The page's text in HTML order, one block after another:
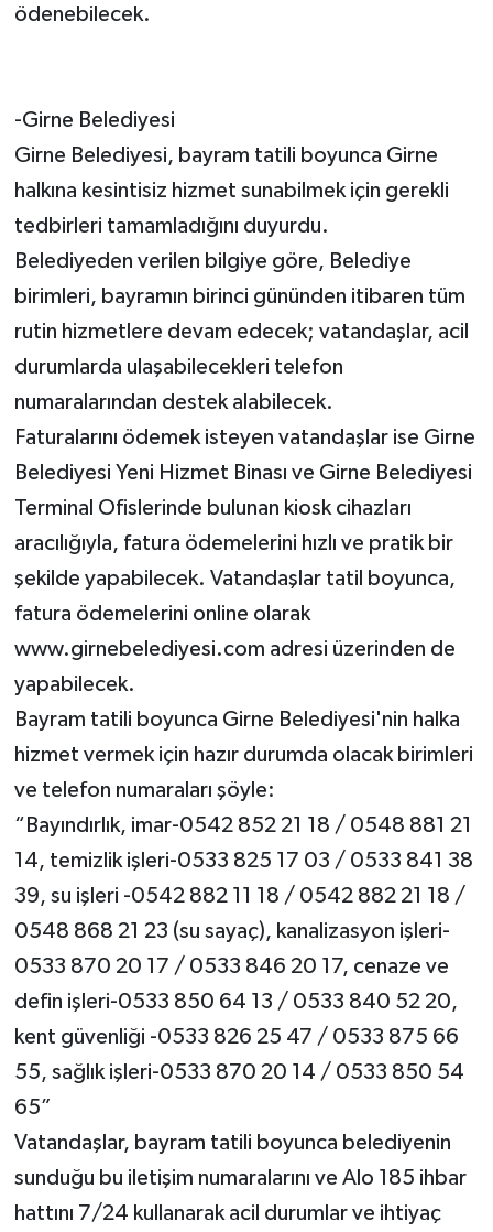
ödenebilecek.
-Girne Belediyesi
Girne Belediyesi, bayram tatili boyunca Girne
halkına kesintisiz hizmet sunabilmek için gerekli
tedbirleri tamamladığını duyurdu.
Belediyeden verilen bilgiye göre, Belediye
birimleri, bayramın birinci gününden itibaren tüm
rutin hizmetlere devam edecek; vatandaşlar, acil
durumlarda ulaşabilecekleri telefon
numaralarından destek alabilecek.
Faturalarını ödemek isteyen vatandaşlar ise Girne
Belediyesi Yeni Hizmet Binası ve Girne Belediyesi
Terminal Ofislerinde bulunan kiosk cihazları
aracılığıyla, fatura ödemelerini hızlı ve pratik bir
şekilde yapabilecek. Vatandaşlar tatil boyunca,
fatura ödemelerini online olarak
www.girnebelediyesi.com adresi üzerinden de
yapabilecek.
Bayram tatili boyunca Girne Belediyesi'nin halka
hizmet vermek için hazır durumda olacak birimleri
ve telefon numaraları şöyle:
“Bayındırlık, imar-0542 852 21 18 / 0548 881 21
14, temizlik işleri-0533 825 17 03 / 0533 841 38
39, su işleri -0542 882 11 18 / 0542 882 21 18 /
0548 868 21 23 (su sayaç), kanalizasyon işleri-
0533 870 20 17 / 0533 846 20 17, cenaze ve
defin işleri-0533 850 64 13 / 0533 840 52 20,
kent güvenliği -0533 826 25 47 / 0533 875 66
55, sağlık işleri-0533 870 20 14 / 0533 850 54
65”
Vatandaşlar, bayram tatili boyunca belediyenin
sunduğu bu iletişim numaralarını ve Alo 185 ihbar
hattını 7/24 kullanarak acil durumlar ve ihtiyaç